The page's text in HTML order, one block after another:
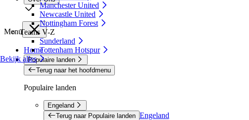
Manchester United
Newcastle United
Nottingham Forest
Teams V-Z
Sunderland
Tottenham Hotspur
Bekijk alles
Menu
Home
Populaire landen
Terug naar het hoofdmenu
Populaire landen
Engeland
Terug naar Populaire landen Engeland